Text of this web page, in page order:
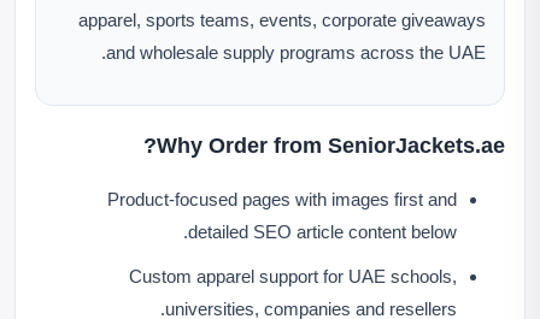
apparel, sports teams, events, corporate giveaways
and wholesale supply programs across the UAE.
Why Order from SeniorJackets.ae?
Product-focused pages with images first and
detailed SEO article content below.
Custom apparel support for UAE schools,
universities, companies and resellers.